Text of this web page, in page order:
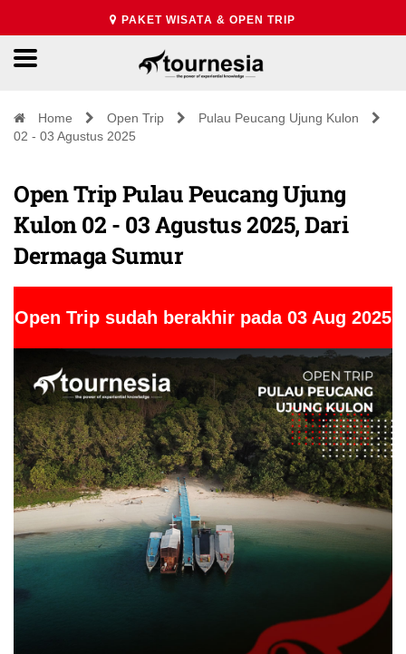
PAKET WISATA & OPEN TRIP
Home Open Trip
Pulau Peucang Ujung Kulon
02 - 03 Agustus 2025
Open Trip Pulau Peucang Ujung
Kulon 02 - 03 Agustus 2025, Dari
Dermaga Sumur
Open Trip sudah berakhir pada 03 Aug 2025